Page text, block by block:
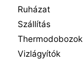
Ruházat
Szállítás
Thermodobozok
Vizlágyítók